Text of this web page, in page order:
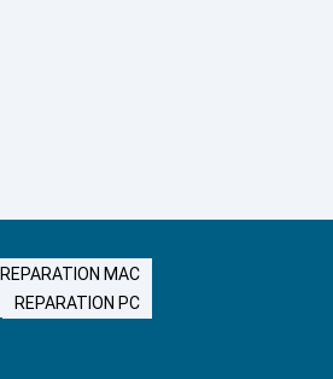
REPARATION MAC
REPARATION PC